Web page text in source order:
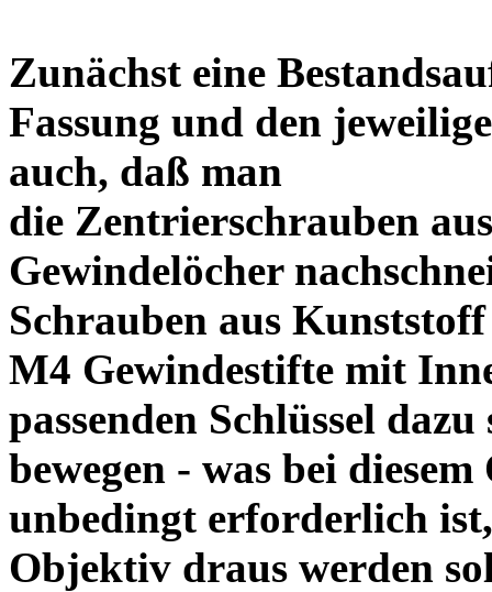
Zunächst eine
Fassung und den
auch, daß man
die Zentrierschrauben
Gewindelöcher
Schrauben aus
M4 Gewindestifte mit
passenden Schlüssel
bewegen - was bei
unbedingt erforderlich
Objektiv draus